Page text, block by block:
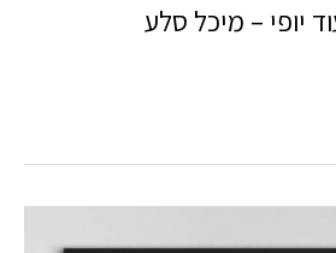
יופי – מיכל סלע